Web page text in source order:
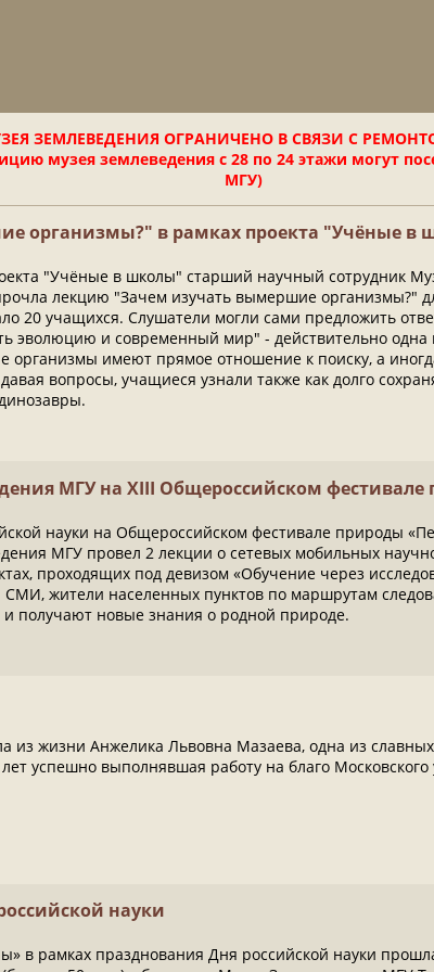
ЗЕМЛЕВЕДЕНИЯ ОГРАНИЧЕНО В СВЯЗИ С
музея землеведения с 28 по 24 этажи могут
МГУ)
организмы?" в рамках проекта "Учёные в
"Учёные в школы" старший научный сотрудник
лекцию "Зачем изучать вымершие организмы?"
20 учащихся. Слушатели могли сами предложить
эволюцию и современный мир" - действительно одна
организмы имеют прямое отношение к поиску, а
вопросы, учащиеся узнали также как долго
МГУ на XIII Общероссийском фестивале
науки на Общероссийском фестивале природы
МГУ провел 2 лекции о сетевых мобильных
проходящих под девизом «Обучение через
СМИ, жители населенных пунктов по маршрутам
и получают новые знания о родной природе.
из жизни Анжелика Львовна Мазаева, одна из
успешно выполнявшая работу на благо Московского
науки
в рамках празднования Дня российской науки